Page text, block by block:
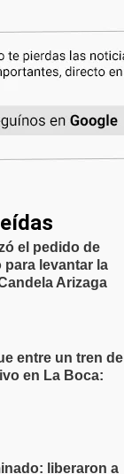
el pedido de
para levantar la
Arizaga
entre un tren de
en La Boca:
liberaron a